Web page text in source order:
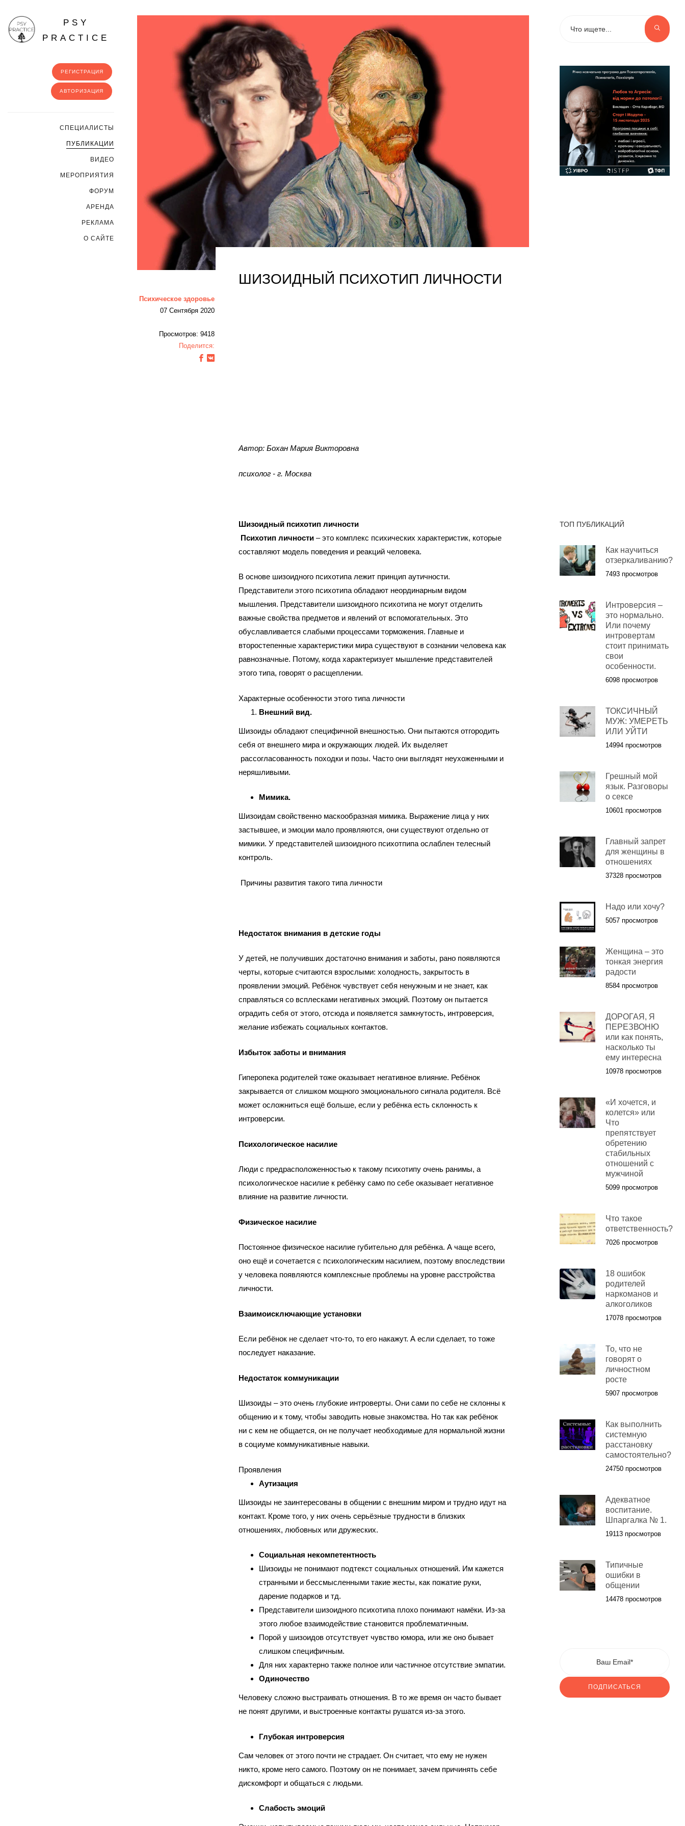
PSY
PRACTICE
РЕГИСТРАЦИЯ
АВТОРИЗАЦИЯ
CПЕЦИАЛИСТЫ
ПУБЛИКАЦИИ
ВИДЕО
МЕРОПРИЯТИЯ
ФОРУМ
АРЕНДА
РЕКЛАМА
О САЙТЕ
Психическое здоровье
07 Сентября 2020
Просмотров: 9418
Поделится:
ШИЗОИДНЫЙ ПСИХОТИП ЛИЧНОСТИ
Автор: Бохан Мария Викторовна
психолог - г. Москва
Шизоидный психотип личности
Психотип личности– это комплекс психических характеристик, которые
составляют модель поведения и реакций человека.
В основе шизоидного психотипа лежит принцип аутичности.
Представители этого психотипа обладают неординарным видом
мышления. Представители шизоидного психотипа не могут отделить
важные свойства предметов и явлений от вспомогательных. Это
обуславливается слабыми процессами торможения. Главные и
второстепенные характеристики мира существуют в сознании человека как
равнозначные. Потому, когда характеризует мышление представителей
этого типа, говорят о расщеплении.
Характерные особенности этого типа личности
Внешний вид.
Шизоиды обладают специфичной внешностью. Они пытаются отгородить
себя от внешнего мира и окружающих людей. Их выделяет
рассогласованность походки и позы. Часто они выглядят неухоженными и
неряшливыми.
Мимика.
Шизоидам свойственно маскообразная мимика. Выражение лица у них
застывшее, и эмоции мало проявляются, они существуют отдельно от
мимики. У представителей шизоидного психотпипа ослаблен телесный
контроль.
Причины развития такого типа личности
Недостаток внимания в детские годы
У детей, не получивших достаточно внимания и заботы, рано появляются
черты, которые считаются взрослыми: холодность, закрытость в
проявлении эмоций. Ребёнок чувствует себя ненужным и не знает, как
справляться со всплесками негативных эмоций. Поэтому он пытается
оградить себя от этого, отсюда и появляется замкнутость, интроверсия,
желание избежать социальных контактов.
Избыток заботы и внимания
Гиперопека родителей тоже оказывает негативное влияние. Ребёнок
закрывается от слишком мощного эмоционального сигнала родителя. Всё
может осложниться ещё больше, если у ребёнка есть склонность к
интроверсии.
Психологическое насилие
Люди с предрасположенностью к такому психотипу очень ранимы, а
психологическое насилие к ребёнку само по себе оказывает негативное
влияние на развитие личности.
Физическое насилие
Постоянное физическое насилие губительно для ребёнка. А чаще всего,
оно ещё и сочетается с психологическим насилием, поэтому впоследствии
у человека появляются комплексные проблемы на уровне расстройства
личности.
Взаимоисключающие установки
Если ребёнок не сделает что-то, то его накажут. А если сделает, то тоже
последует наказание.
Недостаток коммуникации
Шизоиды – это очень глубокие интроверты. Они сами по себе не склонны к
общению и к тому, чтобы заводить новые знакомства. Но так как ребёнок
ни с кем не общается, он не получает необходимые для нормальной жизни
в социуме коммуникативные навыки.
Проявления
Аутизация
Шизоиды не заинтересованы в общении с внешним миром и трудно идут на
контакт. Кроме того, у них очень серьёзные трудности в близких
отношениях, любовных или дружеских.
Социальная некомпетентность
Шизоиды не понимают подтекст социальных отношений. Им кажется
странными и бессмысленными такие жесты, как пожатие руки,
дарение подарков и тд.
Представители шизоидного психотипа плохо понимают намёки. Из-за
этого любое взаимодействие становится проблематичным.
Порой у шизоидов отсутствует чувство юмора, или же оно бывает
слишком специфичным.
Для них характерно также полное или частичное отсутствие эмпатии.
Одиночество
Человеку сложно выстраивать отношения. В то же время он часто бывает
не понят другими, и выстроенные контакты рушатся из-за этого.
Глубокая интроверсия
Сам человек от этого почти не страдает. Он считает, что ему не нужен
никто, кроме него самого. Поэтому он не понимает, зачем причинять себе
дискомфорт и общаться с людьми.
Слабость эмоций
ТОП ПУБЛИКАЦИЙ
Как научиться
отзеркаливанию?
7493 просмотров
Интроверсия –
это нормально.
Или почему
интровертам
стоит принимать
свои
особенности.
6098 просмотров
ТОКСИЧНЫЙ
МУЖ: УМЕРЕТЬ
ИЛИ УЙТИ
14994 просмотров
Грешный мой
язык. Разговоры
о сексе
10601 просмотров
Главный запрет
для женщины в
отношениях
37328 просмотров
Надо или хочу?
5057 просмотров
Женщина – это
тонкая энергия
радости
8584 просмотров
ДОРОГАЯ, Я
ПЕРЕЗВОНЮ
или как понять,
насколько ты
ему интересна
10978 просмотров
«И хочется, и
колется» или
Что
препятствует
обретению
стабильных
отношений с
мужчиной
5099 просмотров
Что такое
ответственность?
7026 просмотров
18 ошибок
родителей
наркоманов и
алкоголиков
17078 просмотров
То, что не
говорят о
личностном
росте
5907 просмотров
Как выполнить
системную
расстановку
самостоятельно?
24750 просмотров
Адекватное
воспитание.
Шпаргалка № 1.
19113 просмотров
Типичные
ошибки в
общении
14478 просмотров
ПОДПИСАТЬСЯ